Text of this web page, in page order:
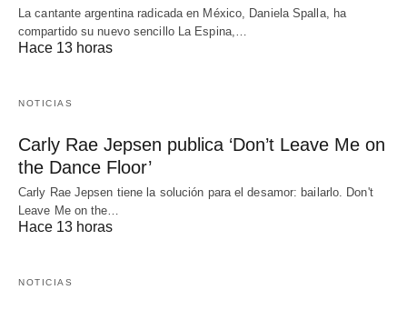
La cantante argentina radicada en México, Daniela Spalla, ha
compartido su nuevo sencillo La Espina,…
Hace 13 horas
NOTICIAS
Carly Rae Jepsen publica ‘Don’t Leave Me on
the Dance Floor’
Carly Rae Jepsen tiene la solución para el desamor: bailarlo. Don't
Leave Me on the…
Hace 13 horas
NOTICIAS